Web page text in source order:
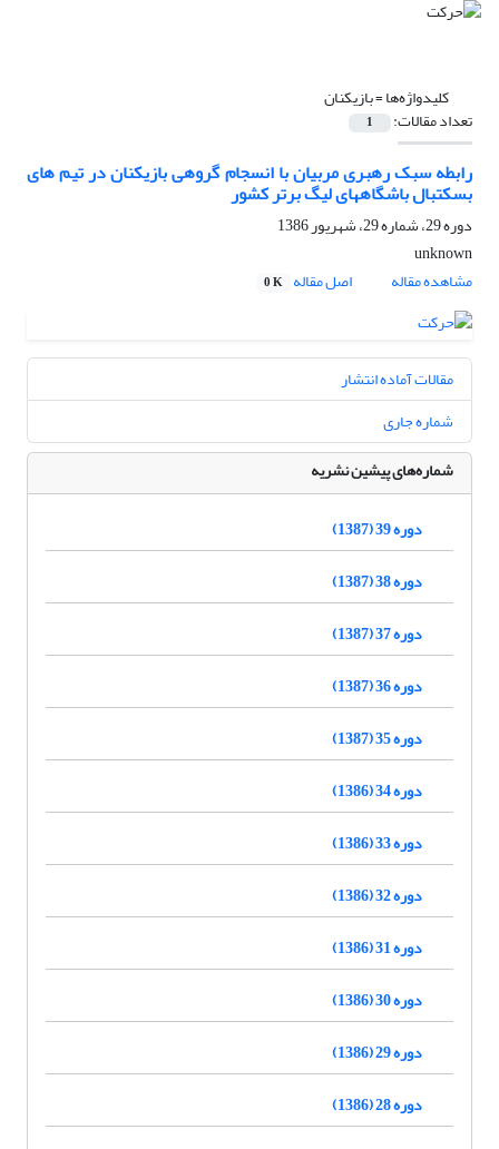
کلیدواژه‌ها =بازیکنان
تعداد مقالات: 1
رابطه سبک رهبری مربیان با انسجام گروهی بازیکنان در تیم های
بسکتبال باشگاههای لیگ برتر کشور
دوره 29، شماره 29، شهریور 1386
unknown
مشاهده مقاله
اصل مقاله 0 K
مقالات آماده انتشار
شماره جاری
شماره‌های پیشین نشریه
دوره 39 (1387)
دوره 38 (1387)
دوره 37 (1387)
دوره 36 (1387)
دوره 35 (1387)
دوره 34 (1386)
دوره 33 (1386)
دوره 32 (1386)
دوره 31 (1386)
دوره 30 (1386)
دوره 29 (1386)
دوره 28 (1386)